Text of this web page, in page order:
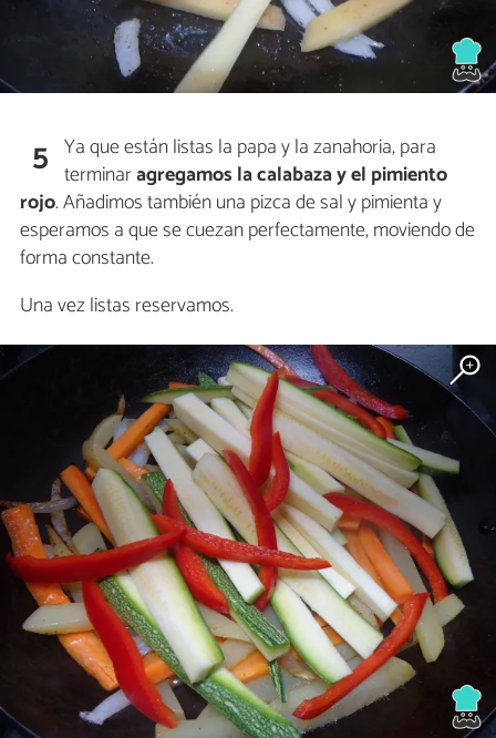
5 Ya que están listas la papa y la zanahoria, para
terminaragregamos la calabaza y el pimiento
rojo. Añadimos también una pizca de sal y pimienta y
esperamos a que se cuezan perfectamente, moviendo de
forma constante.
Una vez listas reservamos.